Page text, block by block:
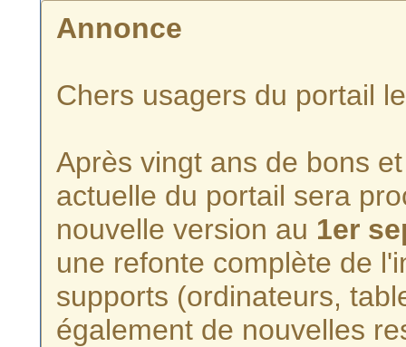
Annonce
Chers usagers du portail
Après vingt ans de bons
actuelle du portail sera
nouvelle version au 1er
une refonte complète de
supports (ordinateurs,
également de nouvelles